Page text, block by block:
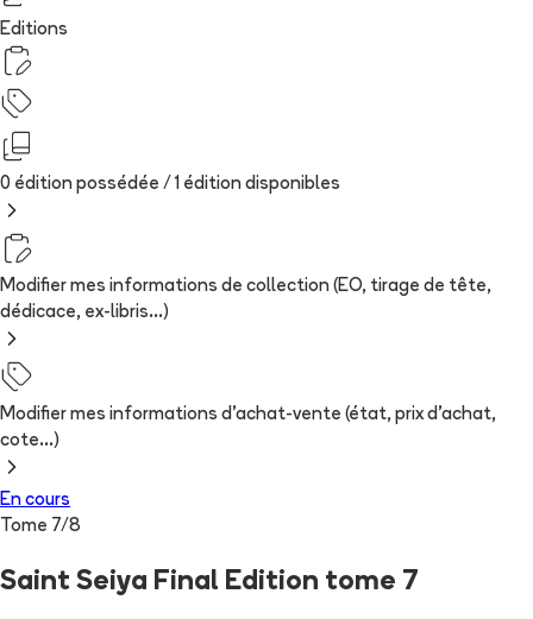
Editions
0 édition possédée / 1 édition disponibles
Modifier mes informations de collection (EO, tirage de tête,
dédicace, ex-libris...)
Modifier mes informations d'achat-vente (état, prix d'achat,
cote...)
En cours
Tome 7/8
Saint Seiya Final Edition tome 7